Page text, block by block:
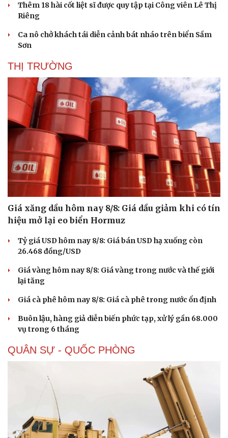
Doanh nghiệp
Thông tin doanh nghiệp
Doanh nghiệp 24h
Doanh nhân
Vì cộng đồng
Công nghệ
Sành điệu
Tin Công nghệ
Trải nghiệm
Chuyển đổi số
Thêm 18 hài cốt liệt sĩ được quy tập tại Công viên Lê Thị
Riêng
Ca nô chở khách tái diễn cảnh bát nháo trên biển Sầm
Sơn
THỊ TRƯỜNG
Giá xăng dầu hôm nay 8/8: Giá dầu giảm khi có tín
hiệu mở lại eo biển Hormuz
Tỷ giá USD hôm nay 8/8: Giá bán USD hạ xuống còn
26.468 đồng/USD
Giá vàng hôm nay 8/8: Giá vàng trong nước và thế giới
lại tăng
Giá cà phê hôm nay 8/8: Giá cà phê trong nước ổn định
Buôn lậu, hàng giả diễn biến phức tạp, xử lý gần 68.000
vụ trong 6 tháng
QUÂN SỰ - QUỐC PHÒNG